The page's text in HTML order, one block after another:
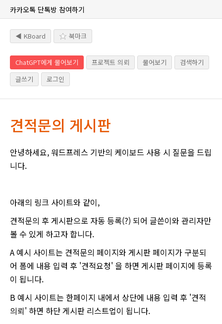
카카오톡 단톡방 참여하기
◀ KBoard 북마크
ChatGPT에게 물어보기 프로젝트 의뢰 물어보기
검색하기
글쓰기
로그인
견적문의 게시판
안녕하세요, 워드프레스 기반의 케이보드 사용 시 질문을 드립
니다.
아래의 링크 사이트와 같이,
견적문의 후 게시판으로 자동 등록(?) 되어 글쓴이와 관리자만
볼 수 있게 하고자 합니다.
A 예시 사이트는 견적문의 페이지와 게시판 페이지가 구분되
어 폼에 내용 입력 후 '견적요청' 을 하면 게시판 페이지에 등록
이 됩니다.
B 예시 사이트는 한페이지 내에서 상단에 내용 입력 후 '견적
의뢰' 하면 하단 게시판 리스트업이 됩니다.